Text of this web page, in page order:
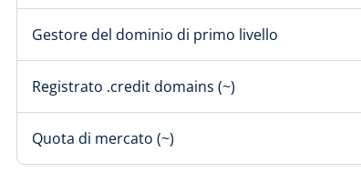
Gestore del dominio di primo livello
Registrato .credit domains (~)
Quota di mercato (~)